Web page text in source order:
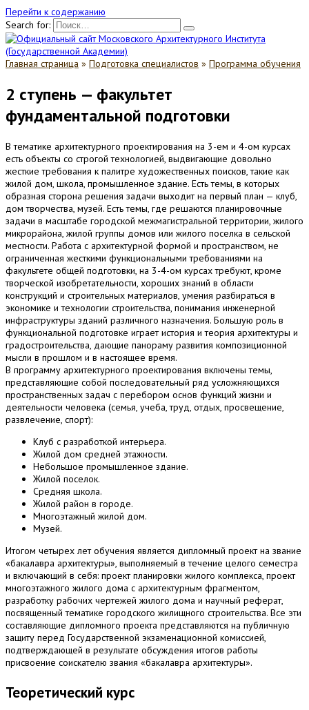
Перейти к содержанию
Search for:
Главная страница » Подготовка специалистов » Программа обучения
2 ступень — факультет
фундаментальной подготовки
В тематике архитектурного проектирования на 3-ем и 4-ом курсах
есть объекты со строгой технологией, выдвигающие довольно
жесткие требования к палитре художественных поисков, такие как
жилой дом, школа, промышленное здание. Есть темы, в которых
образная сторона решения задачи выходит на первый план — клуб,
дом творчества, музей. Есть темы, где решаются планировочные
задачи в масштабе городской межмагистральной территории, жилого
микрорайона, жилой группы домов или жилого поселка в сельской
местности. Работа с архитектурной формой и пространством, не
ограниченная жесткими функциональными требованиями на
факультете общей подготовки, на 3-4-ом курсах требуют, кроме
творческой изобретательности, хороших знаний в области
конструкций и строительных материалов, умения разбираться в
экономике и технологии строительства, понимания инженерной
инфраструктуры зданий различного назначения. Большую роль в
функциональной подготовке играет история и теория архитектуры и
градостроительства, дающие панораму развития композиционной
мысли в прошлом и в настоящее время.
В программу архитектурного проектирования включены темы,
представляющие собой последовательный ряд усложняющихся
пространственных задач с перебором основ функций жизни и
деятельности человека (семья, учеба, труд, отдых, просвещение,
развлечение, спорт):
Клуб с разработкой интерьера.
Жилой дом средней этажности.
Небольшое промышленное здание.
Жилой поселок.
Средняя школа.
Жилой район в городе.
Многоэтажный жилой дом.
Музей.
Итогом четырех лет обучения является дипломный проект на звание
«бакалавра архитектуры», выполняемый в течение целого семестра
и включающий в себя: проект планировки жилого комплекса, проект
многоэтажного жилого дома с архитектурным фрагментом,
разработку рабочих чертежей жилого дома и научный реферат,
посвященный тематике городского жилищного строительства. Все эти
составляющие дипломного проекта представляются на публичную
защиту перед Государственной экзаменационной комиссией,
подтверждающей в результате обсуждения итогов работы
присвоение соискателю звания «бакалавра архитектуры».
Теоретический курс